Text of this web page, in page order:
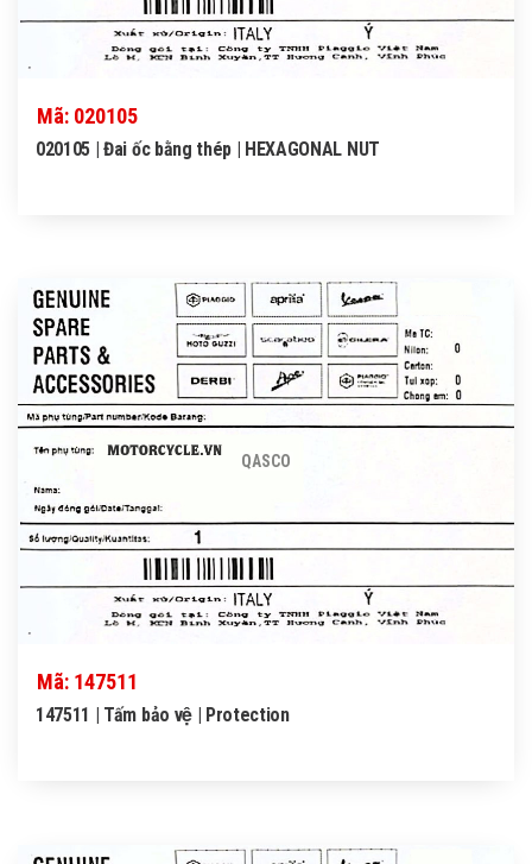
Mã: 020105
020105 | Đai ốc bằng thép | HEXAGONAL NUT
QASCO
Mã: 147511
147511 | Tấm bảo vệ | Protection